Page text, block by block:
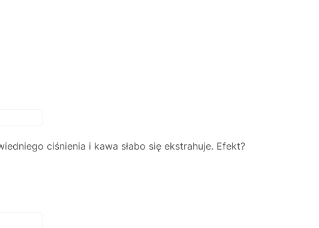
ciśnienia i kawa słabo się ekstrahuje. Efekt?